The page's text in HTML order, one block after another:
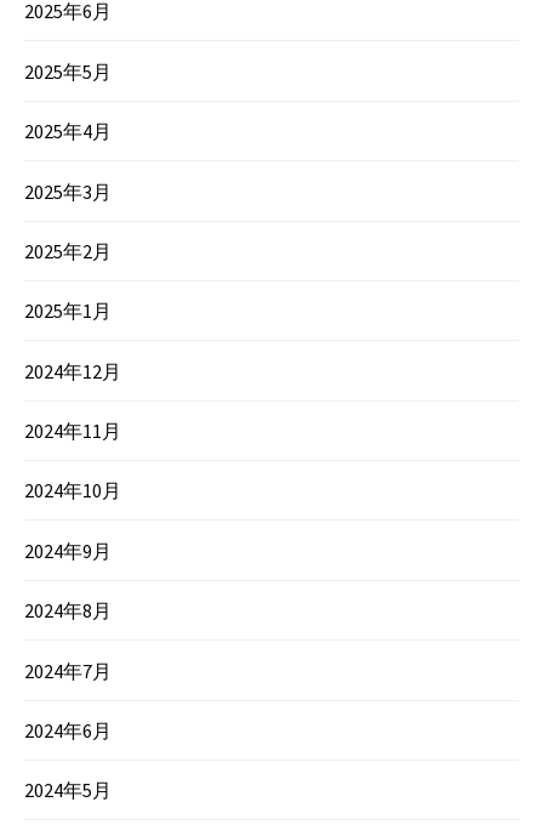
2025年6月
2025年5月
2025年4月
2025年3月
2025年2月
2025年1月
2024年12月
2024年11月
2024年10月
2024年9月
2024年8月
2024年7月
2024年6月
2024年5月